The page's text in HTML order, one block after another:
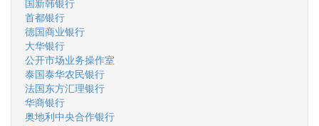
国新韩银行
首都银行
德国商业银行
大华银行
公开市场业务操作室
泰国泰华农民银行
法国东方汇理银行
华商银行
奥地利中央合作银行